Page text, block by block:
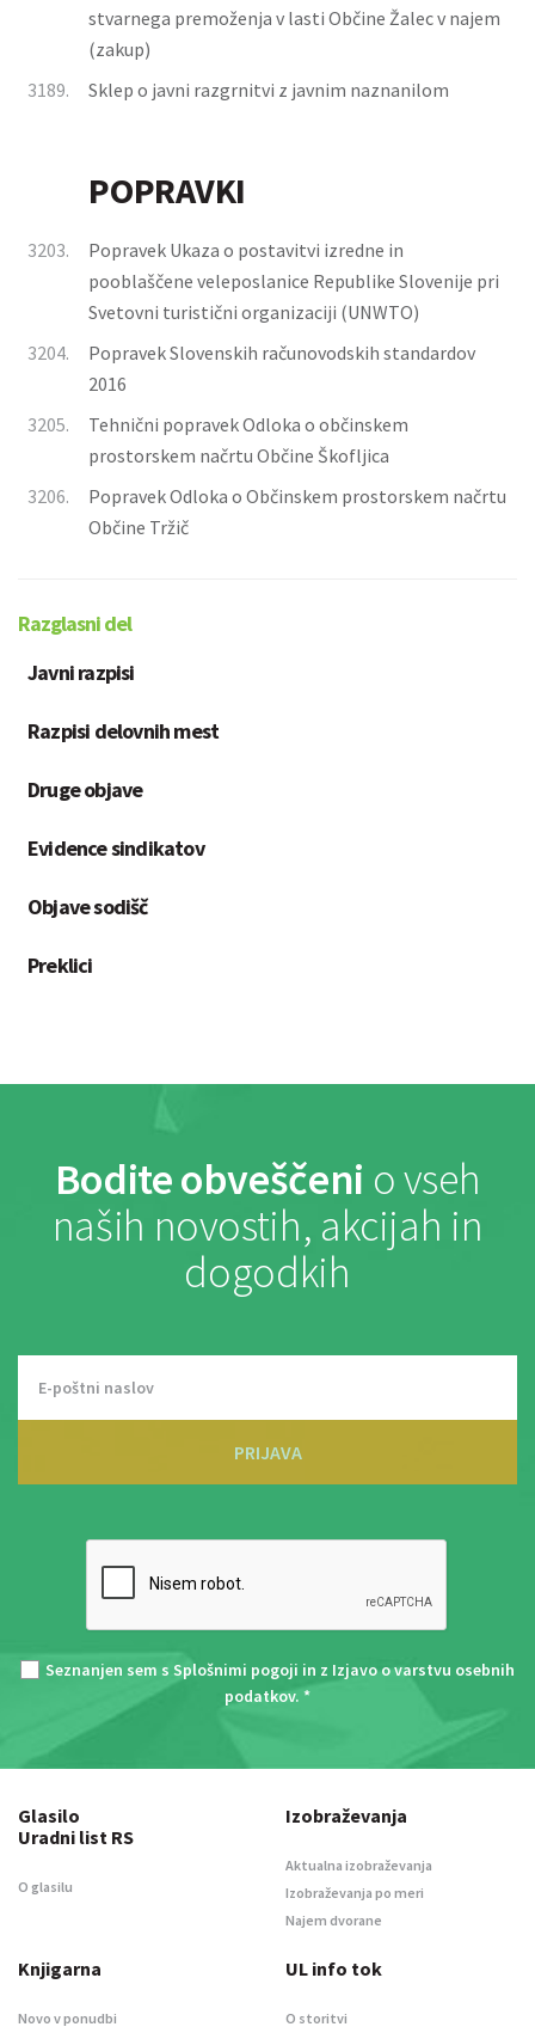
stvarnega premoženja v lasti Občine Žalec v najem
(zakup)
3189.
Sklep o javni razgrnitvi z javnim naznanilom
POPRAVKI
3203.
Popravek Ukaza o postavitvi izredne in
pooblaščene veleposlanice Republike Slovenije pri
Svetovni turistični organizaciji (UNWTO)
3204.
Popravek Slovenskih računovodskih standardov
2016
3205.
Tehnični popravek Odloka o občinskem
prostorskem načrtu Občine Škofljica
3206.
Popravek Odloka o Občinskem prostorskem načrtu
Občine Tržič
Razglasni del
Javni razpisi
Razpisi delovnih mest
Druge objave
Evidence sindikatov
Objave sodišč
Preklici
Bodite obveščeni o vseh
naših novostih, akcijah in
dogodkih
PRIJAVA
Seznanjen sem s Splošnimi pogoji in z Izjavo o varstvu osebnih
podatkov. *
Glasilo
Uradni list RS
O glasilu
Izobraževanja
Aktualna izobraževanja
Izobraževanja po meri
Najem dvorane
Knjigarna
Novo v ponudbi
UL info tok
O storitvi